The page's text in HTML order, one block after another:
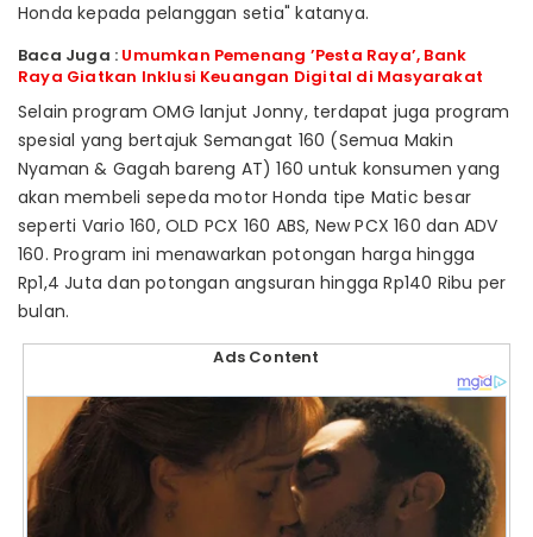
Honda kepada pelanggan setia" katanya.
Baca Juga : Umumkan Pemenang ’Pesta Raya’, Bank
Raya Giatkan Inklusi Keuangan Digital di Masyarakat
Selain program OMG lanjut Jonny, terdapat juga program
spesial yang bertajuk Semangat 160 (Semua Makin
Nyaman & Gagah bareng AT) 160 untuk konsumen yang
akan membeli sepeda motor Honda tipe Matic besar
seperti Vario 160, OLD PCX 160 ABS, New PCX 160 dan ADV
160. Program ini menawarkan potongan harga hingga
Rp1,4 Juta dan potongan angsuran hingga Rp140 Ribu per
bulan.
Ads Content